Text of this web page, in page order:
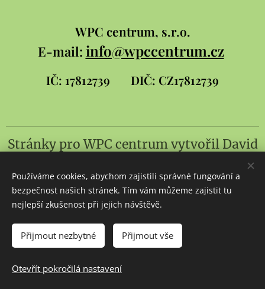
Do košíku
WPC centrum, s.r.o.
E-mail: info@wpccentrum.cz
IČ: 17812739 DIČ: CZ17812739
Stránky pro WPC centrumvytvořilDavid
Cookies
Jazyky
Čeština
Slovenčina English
Používáme cookies, abychom zajistili správné fungování a
bezpečnost našich stránek. Tím vám můžeme zajistit tu
nejlepší zkušenost při jejich návštěvě.
Přijmout nezbytné Přijmout vše
Otevřít pokročilá nastavení